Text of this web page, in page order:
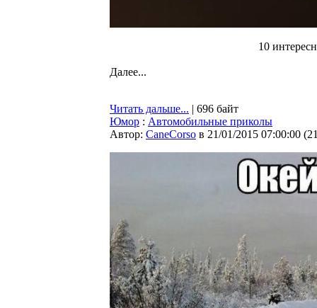
10
Далее...
Читать дальше... | 696 байт
Юмор : Автомобильные приколы
Автор: CaneCorso в 21/01/2015 07:00:00 (